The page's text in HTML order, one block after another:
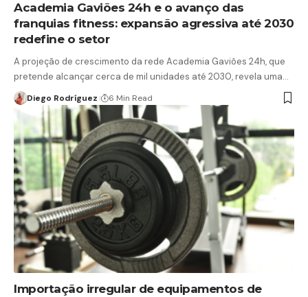
Academia Gaviões 24h e o avanço das
franquias fitness: expansão agressiva até 2030
redefine o setor
A projeção de crescimento da rede Academia Gaviões 24h, que
pretende alcançar cerca de mil unidades até 2030, revela uma…
Diego Rodríguez 6 Min Read
Importação irregular de equipamentos de